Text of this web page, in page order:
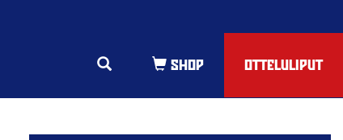
OTTELULIPUT